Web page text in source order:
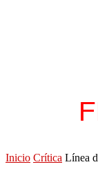
Inicio Crítica Línea